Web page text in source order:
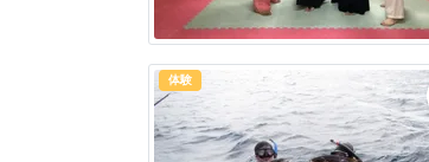
体験